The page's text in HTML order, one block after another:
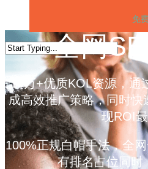
免
全网
10万+优质KOL资源，通
成高效推广策略，同时
现ROI
100%正规白帽手法，全
有排名占位同时